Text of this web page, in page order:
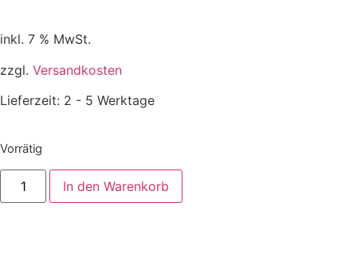
inkl. 7 % MwSt.
zzgl. Versandkosten
Lieferzeit: 2 - 5 Werktage
Vorrätig
In den Warenkorb